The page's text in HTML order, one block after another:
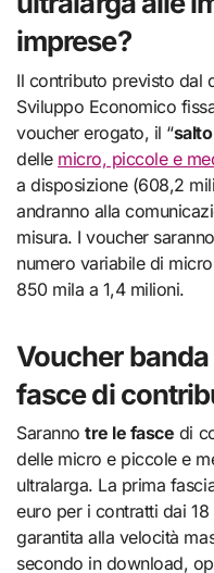
imprese?
Il contributo previsto dal
Sviluppo Economico
voucher erogato, il “
delle micro, piccole e
a disposizione (608,2
andranno alla
misura. I voucher
numero variabile di
850 mila a 1,4 milioni.
Voucher
fasce di
Sarannotre le fasce di
delle micro e piccole e
ultralarga. La prima
euro per i contratti dai
garantita alla velocità
secondo in download,